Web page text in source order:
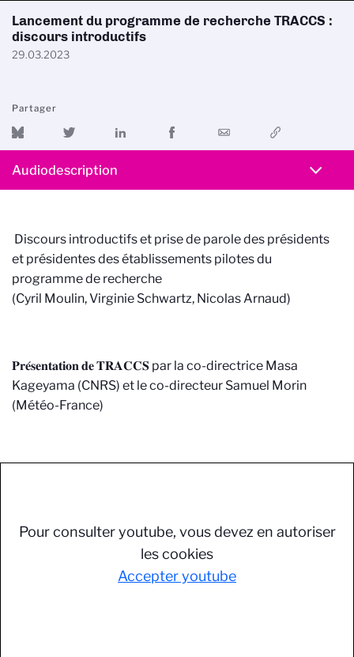
Lancement du programme de recherche TRACCS :
discours introductifs
29.03.2023
Partager
Audiodescription
Discours introductifs et prise de parole des présidents
et présidentes des établissements pilotes du
programme de recherche
(Cyril Moulin, Virginie Schwartz, Nicolas Arnaud)
𝐏𝐫𝐞́𝐬𝐞𝐧𝐭𝐚𝐭𝐢𝐨𝐧 𝐝𝐞 𝐓𝐑𝐀𝐂𝐂𝐒 par la co-directrice Masa
Kageyama (CNRS) et le co-directeur Samuel Morin
(Météo-France)
Pour consulter youtube, vous devez en autoriser
les cookies
Accepter youtube